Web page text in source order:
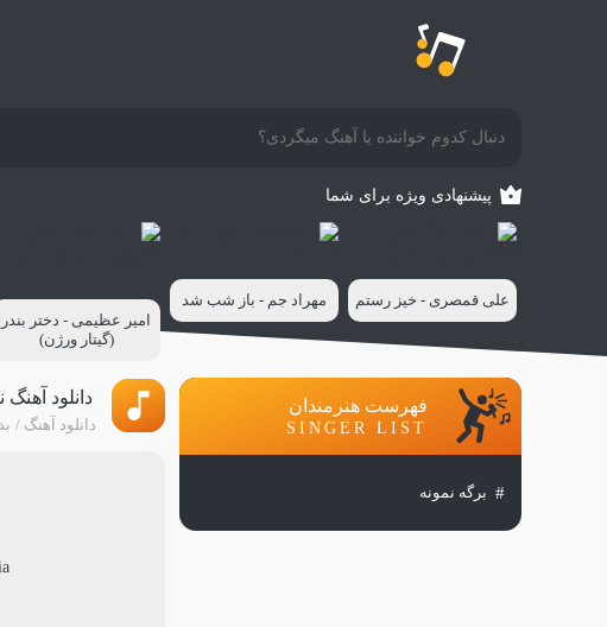
پیشنهادی ویژه برای شما
علی قمصری - خیز رستم
مهراد جم - باز شب شد
امیر عظیمی - دختر بندر
(گیتار ورژن)
دانلود آهنگ
دانلود آهنگ
فهرست هنرمندان
SINGER LIST
برگه نمونه